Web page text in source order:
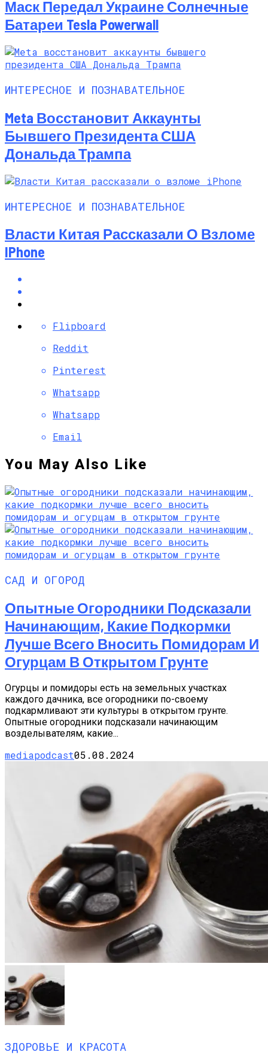
Маск Передал Украине Солнечные
Батареи Tesla Powerwall
ИНТЕРЕСНОЕ И ПОЗНАВАТЕЛЬНОЕ
Meta Восстановит Аккаунты
Бывшего Президента США
Дональда Трампа
ИНТЕРЕСНОЕ И ПОЗНАВАТЕЛЬНОЕ
Власти Китая Рассказали О Взломе
IPhone
Flipboard
Reddit
Pinterest
Whatsapp
Whatsapp
Email
You May Also Like
САД И ОГОРОД
Опытные Огородники Подсказали
Начинающим, Какие Подкормки
Лучше Всего Вносить Помидорам И
Огурцам В Открытом Грунте
Огурцы и помидоры есть на земельных участках
каждого дачника, все огородники по-своему
подкармливают эти культуры в открытом грунте.
Опытные огородники подсказали начинающим
возделывателям, какие...
mediapodcast05.08.2024
ЗДОРОВЬЕ И КРАСОТА